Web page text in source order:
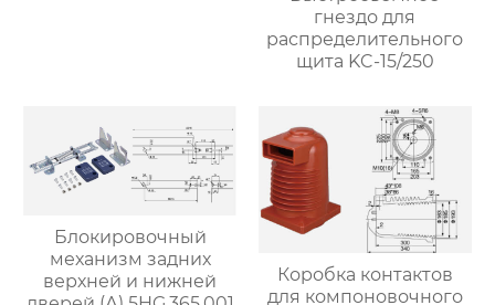
гнездо для
распределительного
щита KC-15/250
Блокировочный
механизм задних
верхней и нижней
Коробка контактов
для компоновочного